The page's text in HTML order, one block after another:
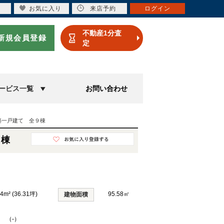
規会員登録
不動産1分査
定
ビス一覧 お問い合わせ
戸建て 全９棟
(36.31坪) 建物面積 95.58㎡
（-）
お気に入り 来店予約 ログイン